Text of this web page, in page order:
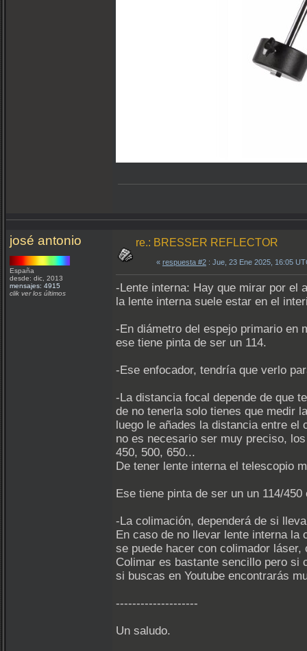
josé antonio
España
desde: dic, 2013
mensajes: 4915
clik ver los últimos
re.: BRESSER REFLECTOR
« respuesta #2 : Jue, 23 Ene 2025, 16:05
-Lente interna: Hay que mirar por el
la lente interna suele estar en el
-En diámetro del espejo primario en
ese tiene pinta de ser un 114.
-Ese enfocador, tendría que verlo
-La distancia focal depende de que
de no tenerla solo tienes que medir
luego le añades la distancia entre el
no es necesario ser muy preciso,
450, 500, 650...
De tener lente interna el telescopio
Ese tiene pinta de ser un un 114/450
-La colimación, dependerá de si
En caso de no llevar lente interna la
se puede hacer con colimador
Colimar es bastante sencillo pero si
si buscas en Youtube encontrarás
--------------------
Un saludo.